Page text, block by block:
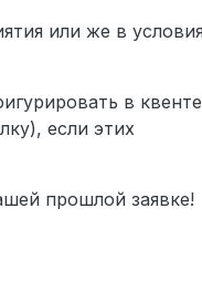
или же в условия
в квенте
если этих
прошлой заявке!